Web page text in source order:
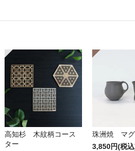
高知杉 木紋柄コース
ター
珠洲焼 マグ
3,850円(税